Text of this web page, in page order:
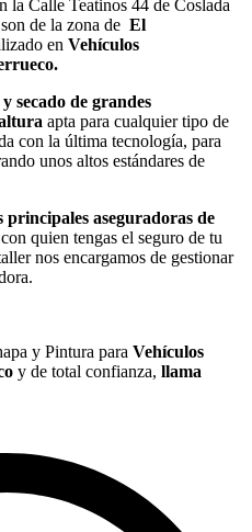
la Calle Teatinos 44 de Coslada
de la zona de El
en Vehículos
secado de grandes
apta para cualquier tipo de
con la última tecnología, para
unos altos estándares de
aseguradoras de
quien tengas el seguro de tu
nos encargamos de gestionar
y Pintura para Vehículos
y de total confianza, llama